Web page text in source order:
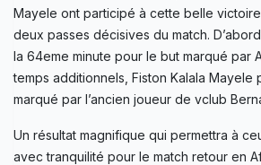
Mayele ont participé à cette belle
deux passes décisives du match. D’abord
la 64eme minute pour le but marqué par
temps additionnels, Fiston Kalala
marqué par l’ancien joueur de vclub
Un résultat magnifique qui permettra à
avec tranquilité pour le match retour en